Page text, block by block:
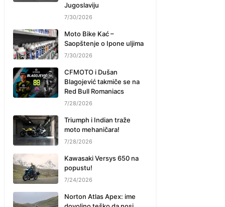
Jugoslaviju
7/30/2026
Moto Bike Kać –
Saopštenje o Ipone uljima
7/30/2026
CFMOTO i Dušan
Blagojević takmiče se na
Red Bull Romaniacs
7/28/2026
Triumph i Indian traže
moto mehaničara!
7/28/2026
Kawasaki Versys 650 na
popustu!
7/24/2026
Norton Atlas Apex: ime